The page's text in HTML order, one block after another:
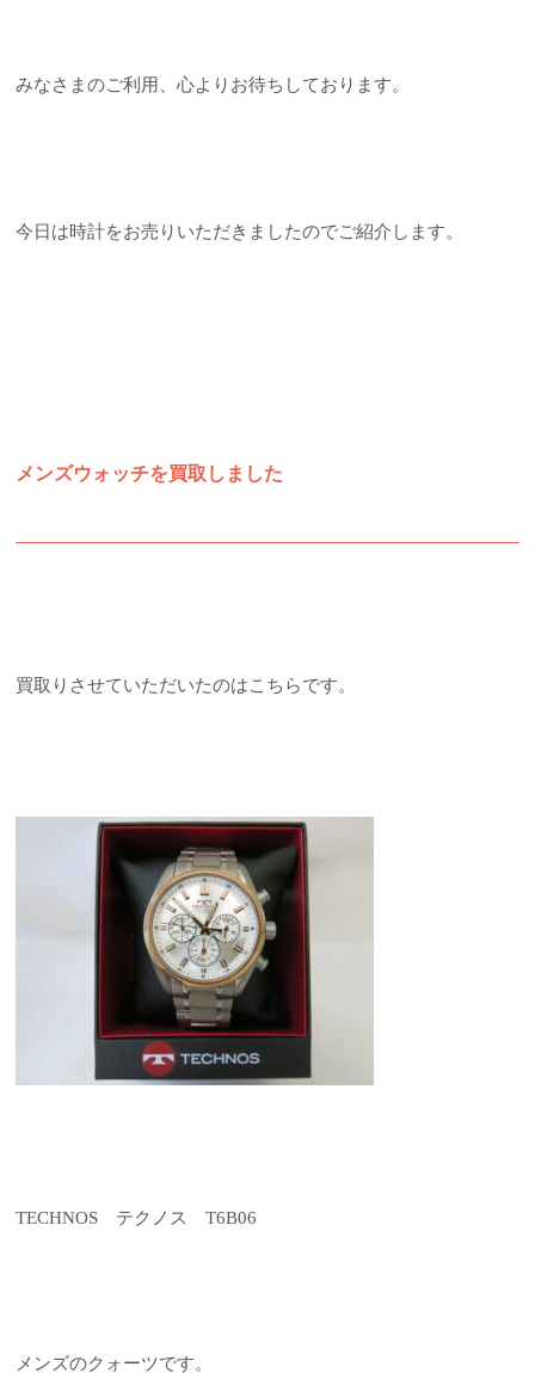
みなさまのご利用、心よりお待ちしております。
今日は時計をお売りいただきましたのでご紹介します。
メンズウォッチを買取しました
買取りさせていただいたのはこちらです。
TECHNOS テクノス T6B06
メンズのクォーツです。